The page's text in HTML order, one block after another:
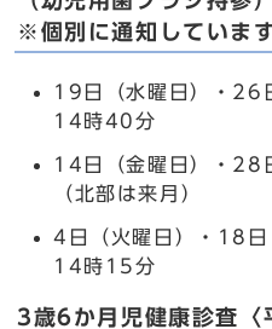
※個別に通知しています
19日（水曜日）・26
14時40分
14日（金曜日）・28
（北部は来月）
4日（火曜日）・18
14時15分
3歳6か月児健康診査〈